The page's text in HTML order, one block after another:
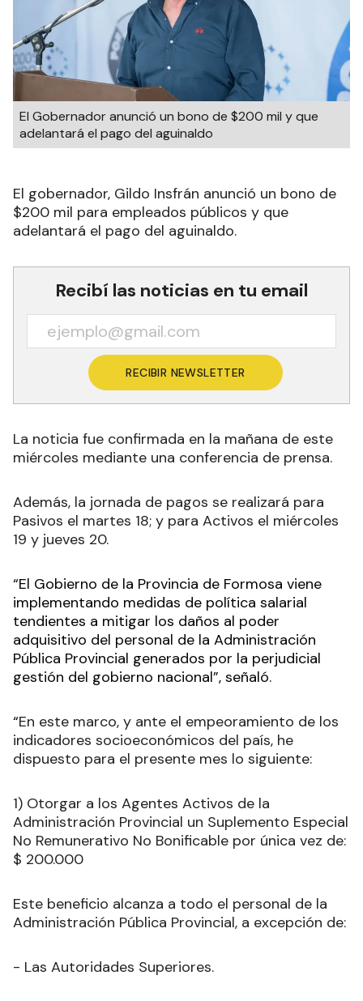
El Gobernador anunció un bono de $200 mil y que
adelantará el pago del aguinaldo
El gobernador, Gildo Insfrán anunció un bono de
$200 mil para empleados públicos y que
adelantará el pago del aguinaldo.
Recibí las noticias en tu email
RECIBIR NEWSLETTER
La noticia fue confirmada en la mañana de este
miércoles mediante una conferencia de prensa.
Además, la jornada de pagos se realizará para
Pasivos el martes 18; y para Activos el miércoles
19 y jueves 20.
“El Gobierno de la Provincia de Formosa viene
implementando medidas de política salarial
tendientes a mitigar los daños al poder
adquisitivo del personal de la Administración
Pública Provincial generados por la perjudicial
gestión del gobierno nacional”, señaló.
“En este marco, y ante el empeoramiento de los
indicadores socioeconómicos del país, he
dispuesto para el presente mes lo siguiente:
1) Otorgar a los Agentes Activos de la
Administración Provincial un Suplemento Especial
No Remunerativo No Bonificable por única vez de:
$ 200.000
Este beneficio alcanza a todo el personal de la
Administración Pública Provincial, a excepción de:
- Las Autoridades Superiores.